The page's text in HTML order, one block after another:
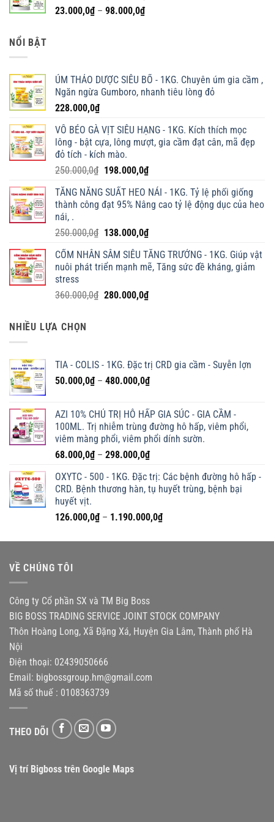
23.000,0₫ – 98.000,0₫Khoảng
98.000,0₫
NỔI BẬT
ÚM THẢO DƯỢC SIÊU BỔ - 1KG. Chuyên úm gia cầm ,
Ngăn ngừa Gumboro, nhanh tiêu lòng đỏ
228.000,0₫
VỖ BÉO GÀ VỊT SIÊU HẠNG - 1KG. Kích thích mọc
lông - bật cựa, lông mượt, gia cầm đạt cân, mã đẹp
đỏ tích - kích mào.
250.000,0₫ Giá
là:
250.000,0₫.
198.000,0₫Giá
tại
là:
TĂNG NĂNG SUẤT HEO NÁI - 1KG. Tỷ lệ phối giống
thành công đạt 95% Nâng cao tỷ lệ động dục của heo
nái, .
250.000,0₫ Giá
là:
250.000,0₫.
138.000,0₫Giá
tại
là:
CỐM NHÂN SÂM SIÊU TĂNG TRƯỞNG - 1KG. Giúp vật
nuôi phát triển mạnh mẽ, Tăng sức đề kháng, giảm
stress
360.000,0₫ Giá
280.000,0₫Giá
NHIỀU LỰA CHỌN
TIA - COLIS - 1KG. Đặc trị CRD gia cầm - Suyễn lợn
50.000,0₫ – 480.000,0₫Khoảng
50.000,0₫
đến
480.000,0₫
AZI 10% CHỦ TRỊ HÔ HẤP GIA SÚC - GIA CẦM -
100ML. Trị nhiễm trùng đường hô hấp, viêm phổi,
viêm màng phổi, viêm phổi dính sườn.
68.000,0₫ – 298.000,0₫Khoảng
từ
68.000,0₫
298.000,0₫
OXYTC - 500 - 1KG. Đặc trị: Các bệnh đường hô hấp -
CRD. Bệnh thương hàn, tụ huyết trùng, bệnh bại
huyết vịt.
126.000,0₫ – 1.190.000,0₫Khoảng
từ
VỀ CHÚNG TÔI
Công ty Cổ phần SX và TM Big Boss
BIG BOSS TRADING SERVICE JOINT STOCK COMPANY
Thôn Hoàng Long, Xã Đặng Xá, Huyện Gia Lâm, Thành phố Hà
Nội
Điện thoại: 02439050666
Email: bigbossgroup.hm@gmail.com
Mã số thuế : 0108363739
THEO DÕI
Vị trí Bigboss trên Google Maps